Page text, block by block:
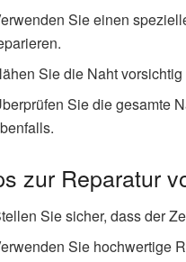
Sie einen
Sie die Naht
Sie die gesamte
zur Reparatur
Sie sicher, dass der
Sie hochwertige